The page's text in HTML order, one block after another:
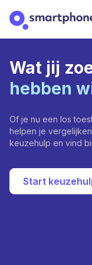
Wat jij
hebben
Of je nu een los
helpen je
keuzehulp en vind
Start